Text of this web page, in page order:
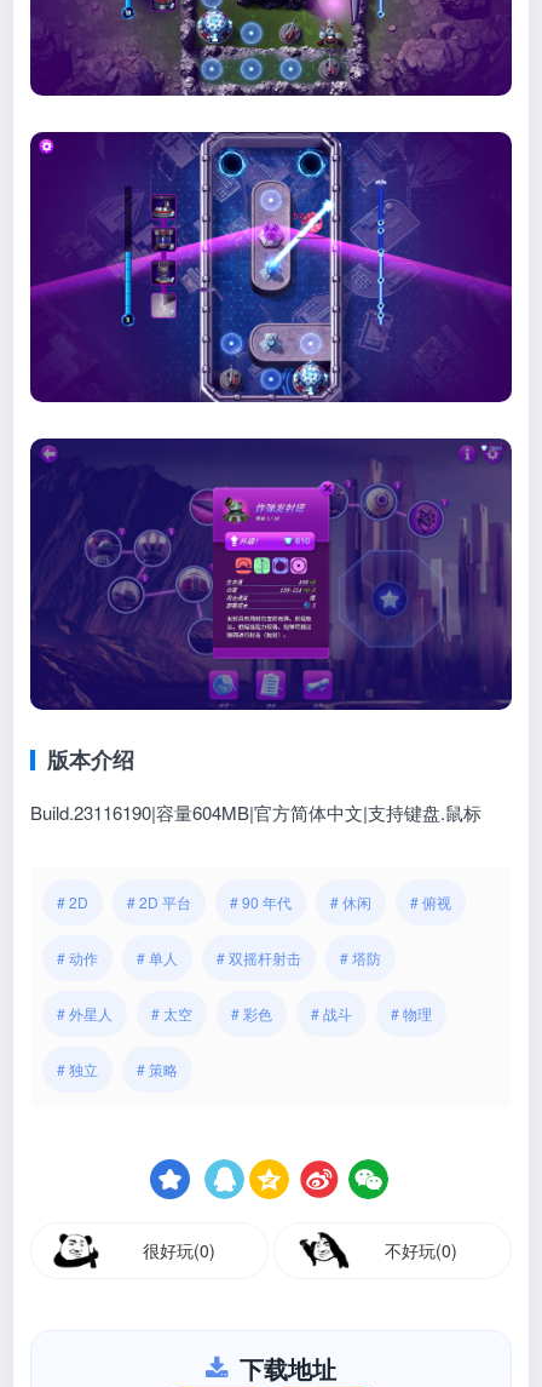
版本介绍
Build.23116190|容量604MB|官方简体中文|支持键盘.鼠标
# 2D # 2D 平台 # 90 年代 # 休闲 # 俯视
# 动作 # 单人 # 双摇杆射击 # 塔防
# 外星人 # 太空 # 彩色 # 战斗 # 物理
# 独立 # 策略
很好玩(0) 不好玩(0)
下载地址